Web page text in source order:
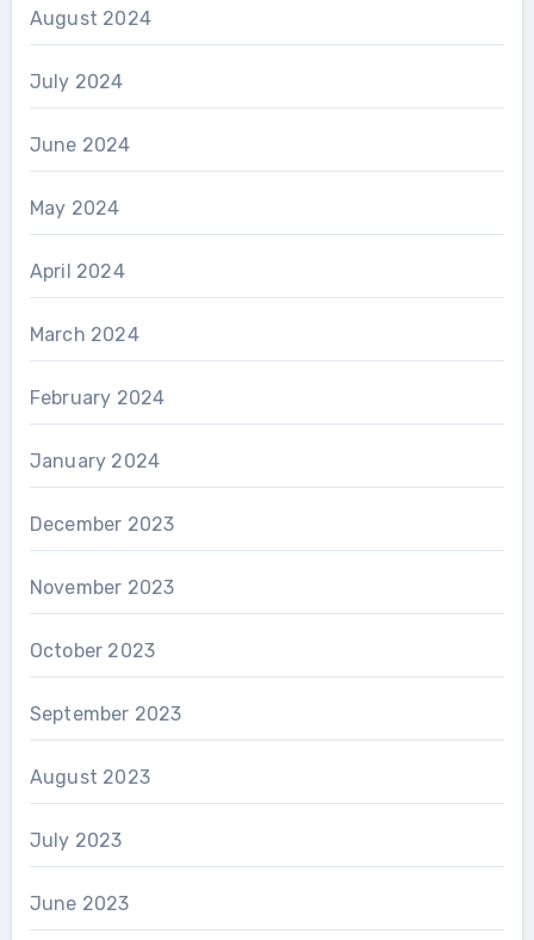
August 2024
July 2024
June 2024
May 2024
April 2024
March 2024
February 2024
January 2024
December 2023
November 2023
October 2023
September 2023
August 2023
July 2023
June 2023